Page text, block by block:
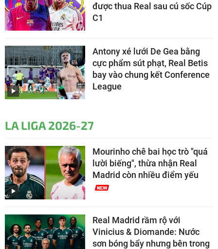
được thua Real sau cú sốc Cúp
C1
Antony xé lưới De Gea bằng
cực phẩm sút phạt, Real Betis
bay vào chung kết Conference
League
LA LIGA 2026-27
Mourinho chê bai học trò "quá
lười biếng", thừa nhận Real
Madrid còn nhiều điểm yếu
Real Madrid rầm rộ với
Vinicius & Diomande: Nước
sơn bóng bẩy nhưng bên trong